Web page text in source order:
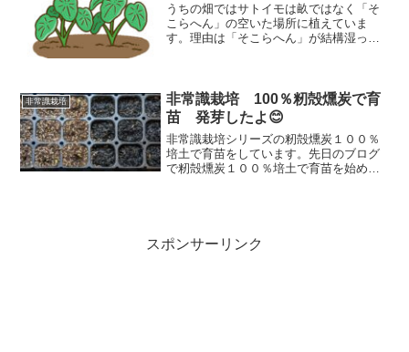
うちの畑ではサトイモは畝ではなく「そ
こらへん」の空いた場所に植えていま
す。理由は「そこらへん」が結構湿った
しますよ。
非常識栽培
非常識栽培 100％籾殻燻炭で育
苗 発芽したよ😊
非常識栽培シリーズの籾殻燻炭１００％
培土で育苗をしています。先日のブログ
で籾殻燻炭１００％培土で育苗を始めま
スポンサーリンク